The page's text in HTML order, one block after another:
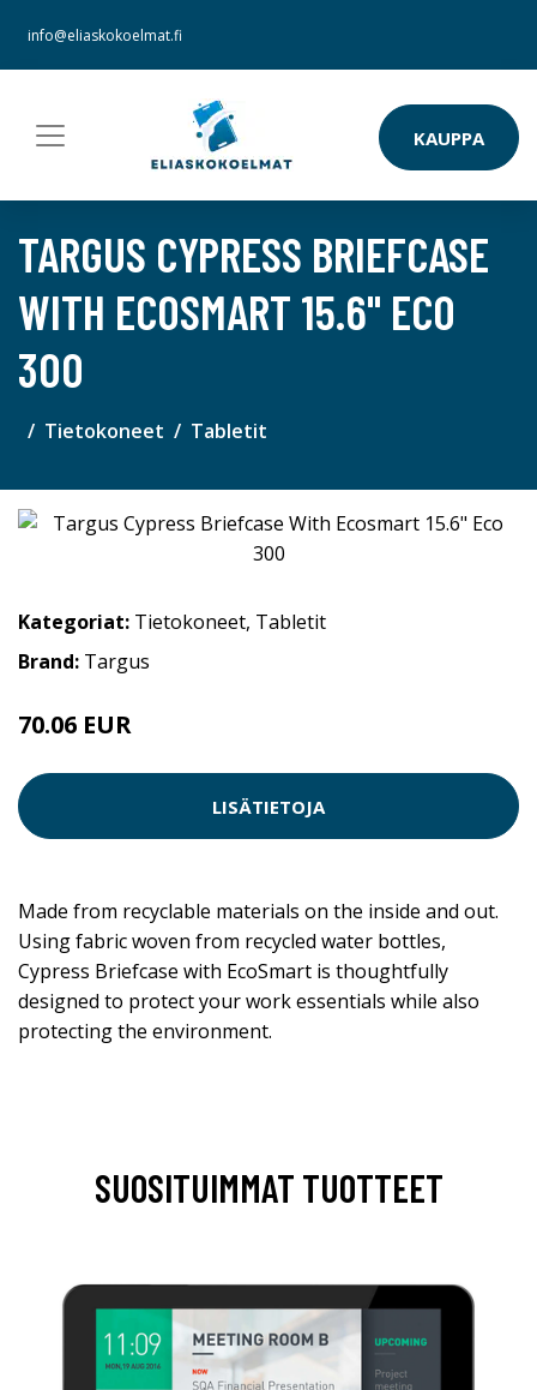
info@eliaskokoelmat.fi
KAUPPA
TARGUS CYPRESS BRIEFCASE
WITH ECOSMART 15.6" ECO
300
Tietokoneet Tabletit
Kategoriat: Tietokoneet, Tabletit
Brand: Targus
70.06 EUR
LISÄTIETOJA
Made from recyclable materials on the inside and out.
Using fabric woven from recycled water bottles,
Cypress Briefcase with EcoSmart is thoughtfully
designed to protect your work essentials while also
protecting the environment.
SUOSITUIMMAT TUOTTEET